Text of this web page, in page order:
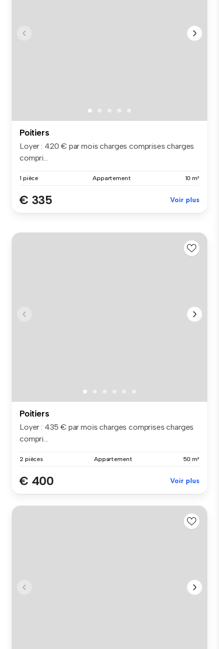
Poitiers
Loyer : 420 € par mois charges comprises charges
compri...
1 pièce Appartement 10 m²
€ 335 Voir plus
Poitiers
Loyer : 435 € par mois charges comprises charges
compri...
2 pièces Appartement 50 m²
€ 400 Voir plus